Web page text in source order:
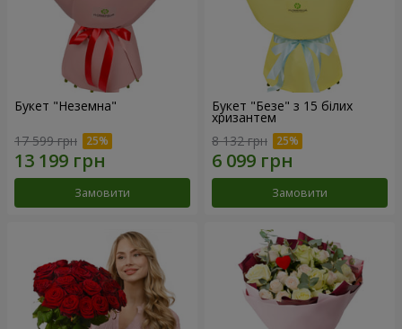
Букет "Неземна"
17 599 грн
Замовити
Букет "Безе" з 15 білих
хризантем
8 132 грн
Замовити